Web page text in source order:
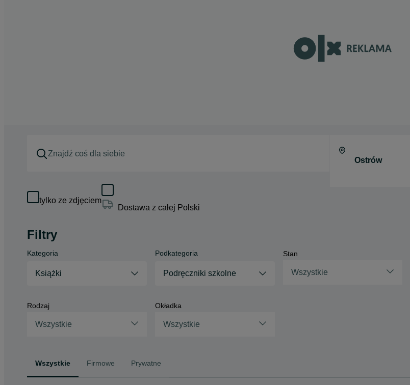
tylko ze zdjęciem
Dostawa z całej Polski
Filtry
Kategoria
Książki
Podkategoria
Podręczniki szkolne
Stan
Wszystkie
Rodzaj
Wszystkie
Okładka
Wszystkie
Wszystkie Firmowe Prywatne